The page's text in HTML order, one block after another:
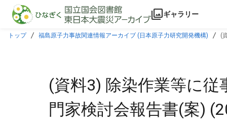
本文に飛ぶ
ギャラリー
トップ 福島原子力事故関連情報アーカイブ (日本原子力研究開発機構) (
(資料3) 除染作業等に
門家検討会報告書(案)